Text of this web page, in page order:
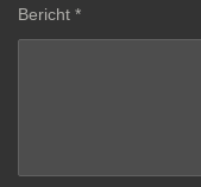
Bericht *